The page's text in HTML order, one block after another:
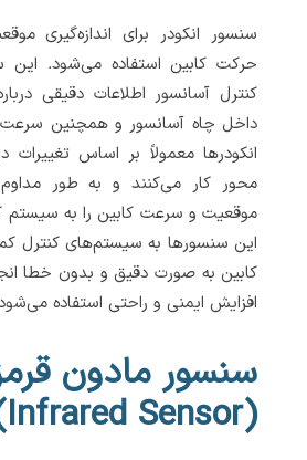
سنسور انکودر برای اندازه‌گیری
حرکت کابین استفاده می‌شود.
کنترل آسانسور اطلاعات دقیقی
داخل چاه آسانسور و همچنین
انکودرها معمولاً بر اساس
محور کار می‌کنند و به طور
موقعیت و سرعت کابین را به سیستم
این سنسورها به سیستم‌های کنترل
کابین به صورت دقیق و بدون خطا
افزایش ایمنی و راحتی استفاده
سنسور مادون
(Infrared Sensor)